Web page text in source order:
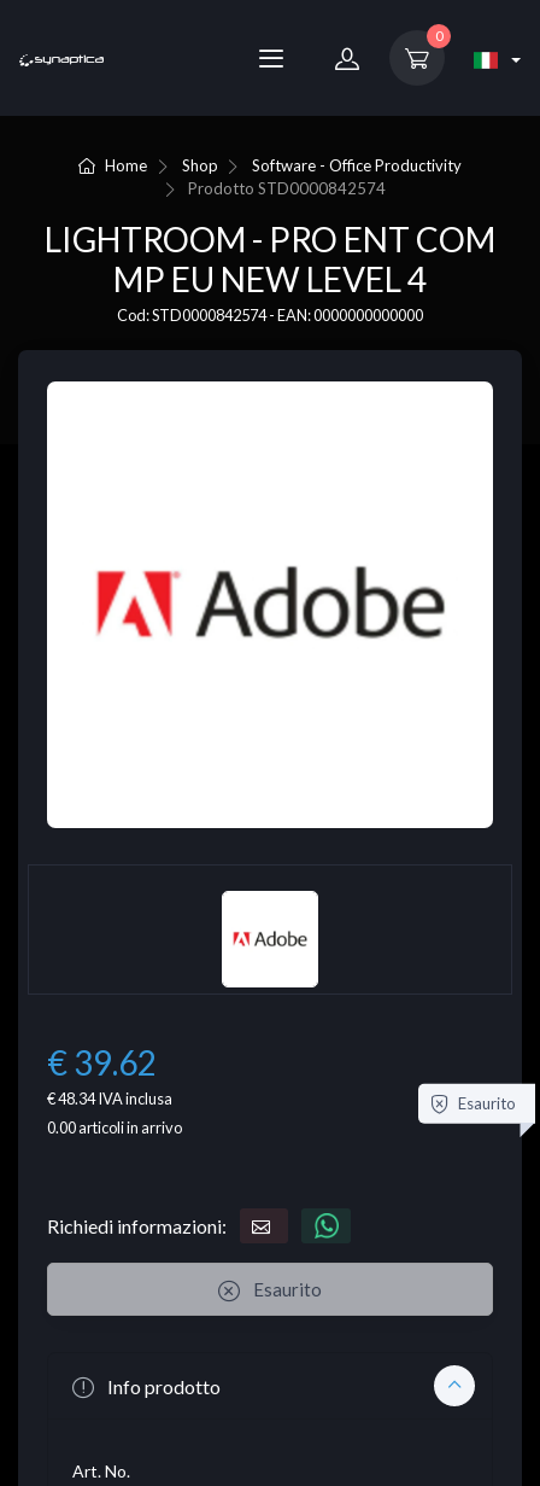
0
Home Shop
Software - Office Productivity
ProdottoSTD0000842574
LIGHTROOM - PRO ENT COM
MP EU NEW LEVEL 4
Cod: STD0000842574 - EAN: 0000000000000
€ 39.62
€ 48.34IVA inclusa
0.00articoli in arrivo
Esaurito
Richiedi informazioni:
Esaurito
Info prodotto
Art. No.